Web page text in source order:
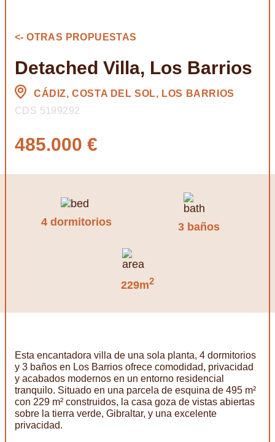
<- OTRAS PROPUESTAS
Detached Villa, Los Barrios
CÁDIZ, COSTA DEL SOL, LOS BARRIOS
CDS 5199292
485.000 €
4 dormitorios 3 baños
229m2
Esta encantadora villa de una sola planta, 4 dormitorios
y 3 baños en Los Barrios ofrece comodidad, privacidad
y acabados modernos en un entorno residencial
tranquilo. Situado en una parcela de esquina de 495 m²
con 229 m² construidos, la casa goza de vistas abiertas
sobre la tierra verde, Gibraltar, y una excelente
privacidad.